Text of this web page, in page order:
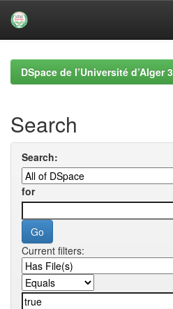
navigationDSpace de l’Université d’Alger 3
Search
Search:
for
Current filters: